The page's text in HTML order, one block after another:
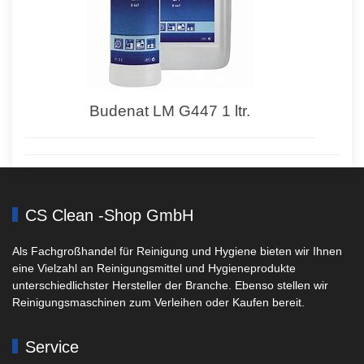
Budenat LM G447 1 ltr.
CS Clean -Shop GmbH
Als Fachgroßhandel für Reinigung und Hygiene bieten wir Ihnen
eine Vielzahl an Reinigungsmittel und Hygieneprodukte
unterschiedlichster Hersteller der Branche. Ebenso stellen wir
Reinigungsmaschinen zum Verleihen oder Kaufen bereit.
Service